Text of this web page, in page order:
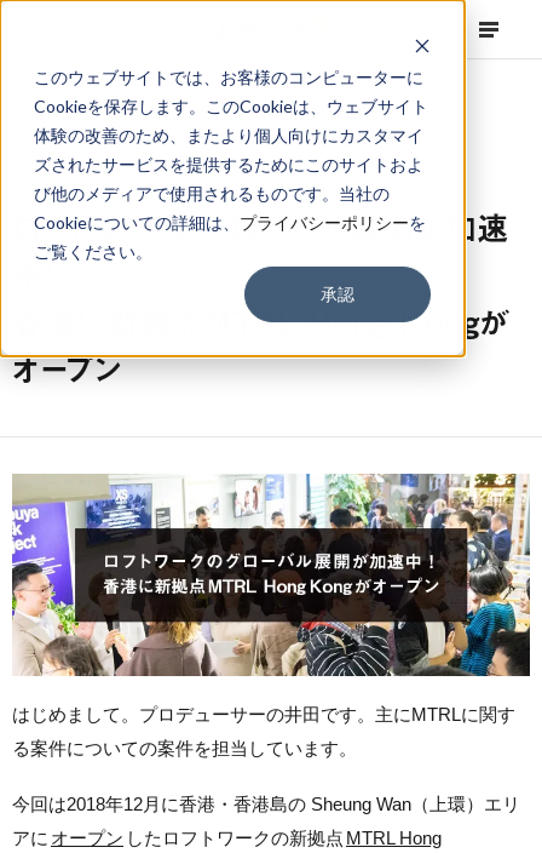
このウェブサイトでは、お客様のコンピューターに
Cookieを保存します。このCookieは、ウェブサイト
体験の改善のため、またより個人向けにカスタマイ
ズされたサービスを提供するためにこのサイトおよ
び他のメディアで使用されるものです。当社の
Cookieについての詳細は、 プライバシーポリシーを
ご覧ください。
承認
NEWS Corporate Topics 2017.12.19
ロフトワークのグローバル展開が加速
中！
香港に新拠点MTRL Hong Kongが
オープン
はじめまして。プロデューサーの井田です。主にMTRLに関す
る案件についての案件を担当しています。
今回は2018年12月に香港・香港島の Sheung Wan（上環）エリ
アに オープン したロフトワークの新拠点 MTRL Hong